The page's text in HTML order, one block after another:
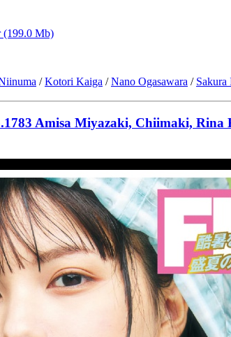
(199.0 Mb)
/Kotori Kaiga /Nano Ogasawara / Sakura
Amisa Miyazaki, Chiimaki,